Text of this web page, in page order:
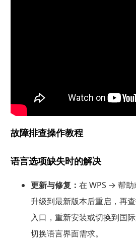
故障排查操作教程
语言选项缺失时的解决
更新与修复： 在 WPS → 帮助
升级到最新版本后重启，再
入口，重新安装或切换到国
切换语言界面需求。